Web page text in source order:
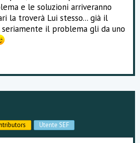
e le soluzioni arriveranno
la troverà Lui stesso... già il
il problema gli da uno
Utente SEF